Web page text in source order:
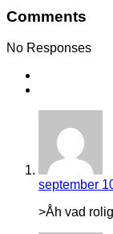
Comments
No Responses
september
>Åh vad